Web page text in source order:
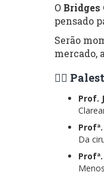
O Bridges
pensado
Serão
mercado,
👨‍⚕️
Prof.
Da